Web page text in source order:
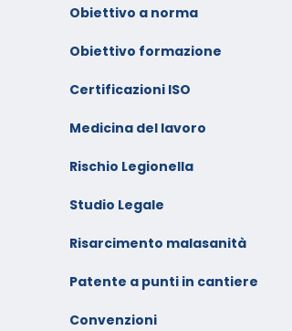
Obiettivo a norma
Obiettivo formazione
Certificazioni ISO
Medicina del lavoro
Rischio Legionella
Studio Legale
Risarcimento malasanità
Patente a punti in cantiere
Convenzioni